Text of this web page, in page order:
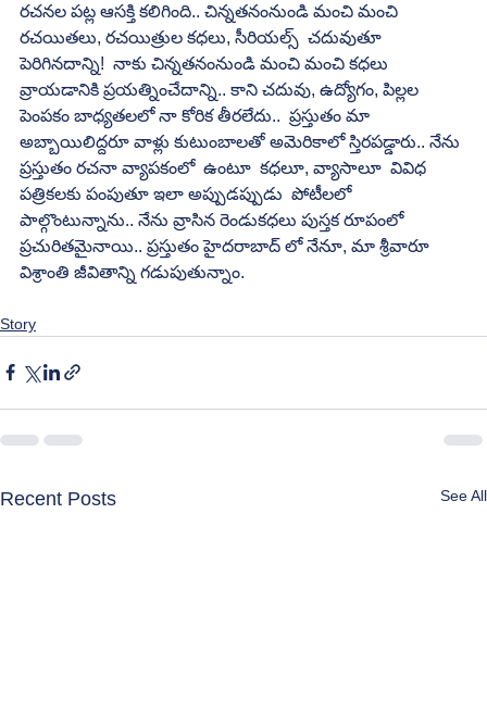
రచనల పట్ల ఆసక్తి కలిగింది.. చిన్నతనంనుండి మంచి మంచి
రచయితలు, రచయిత్రుల కధలు, సీరియల్స్  చదువుతూ
పెరిగినదాన్ని!  నాకు చిన్నతనంనుండి మంచి మంచి కధలు
వ్రాయడానికి ప్రయత్నించేదాన్ని.. కాని చదువు, ఉద్యోగం, పిల్లల
పెంపకం బాధ్యతలలో నా కోరిక తీరలేదు..  ప్రస్తుతం మా
అబ్బాయిలిద్దరూ వాళ్లు కుటుంబాలతో అమెరికాలో స్తిరపడ్డారు.. నేను
ప్రస్తుతం రచనా వ్యాపకంలో  ఉంటూ  కధలూ, వ్యాసాలూ  వివిధ
పత్రికలకు పంపుతూ ఇలా అప్పుడప్పుడు  పోటీలలో
పాల్గొంటున్నాను.. నేను వ్రాసిన రెండుకధలు పుస్తక రూపంలో
ప్రచురితమైనాయి.. ప్రస్తుతం హైదరాబాద్ లో నేనూ, మా శ్రీవారూ
విశ్రాంతి జీవితాన్ని గడుపుతున్నాం.
Story
Recent Posts See All